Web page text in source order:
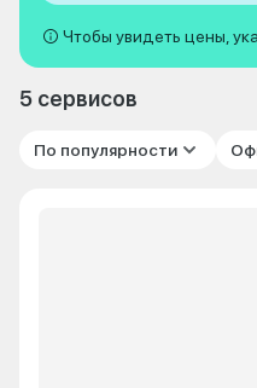
Чтобы увидеть цены,
5 сервисов
По популярности